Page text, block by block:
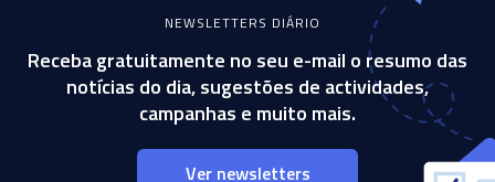
NEWSLETTERS DIÁRIO
Receba gratuitamente no seu e-mail o resumo das
notícias do dia, sugestões de actividades,
campanhas e muito mais.
Ver newsletters